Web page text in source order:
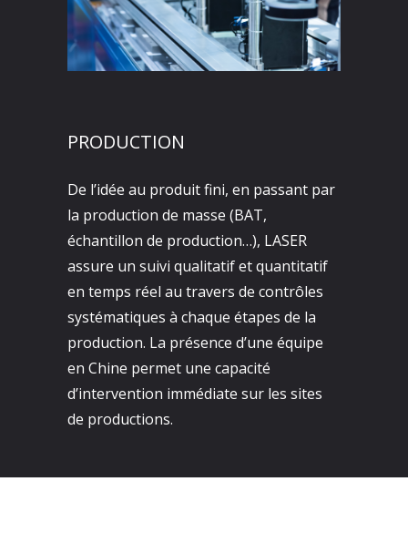
PRODUCTION
De l’idée au produit fini, en passant par
la production de masse (BAT,
échantillon de production…), LASER
assure un suivi qualitatif et quantitatif
en temps réel au travers de contrôles
systématiques à chaque étapes de la
production. La présence d’une équipe
en Chine permet une capacité
d’intervention immédiate sur les sites
de productions.